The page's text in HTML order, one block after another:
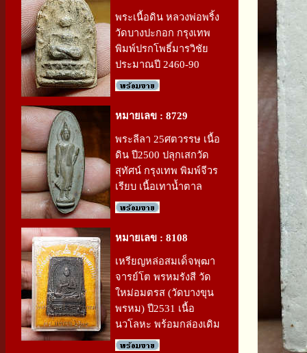
พระเนื้อดิน หลวงพ่อพริ้ง
วัดบางปะกอก กรุงเทพ
พิมพ์ปรกโพธิ์มารวิชัย
ประมาณปี 2460-90
หมายเลข : 8729
พระลีลา 25ศตวรรษ เนื้อ
ดิน ปี2500 ปลุกเสกวัด
สุทัศน์ กรุงเทพ พิมพ์จีวร
เรียบ เนื้อเทาน้ำตาล
หมายเลข : 8108
เหรียญหล่อสมเด็จพุฒา
จารย์โต พรหมรังสี วัด
ใหม่อมตรส (วัดบางขุน
พรหม) ปี2531 เนื้อ
นวโลหะ พร้อมกล่องเดิม